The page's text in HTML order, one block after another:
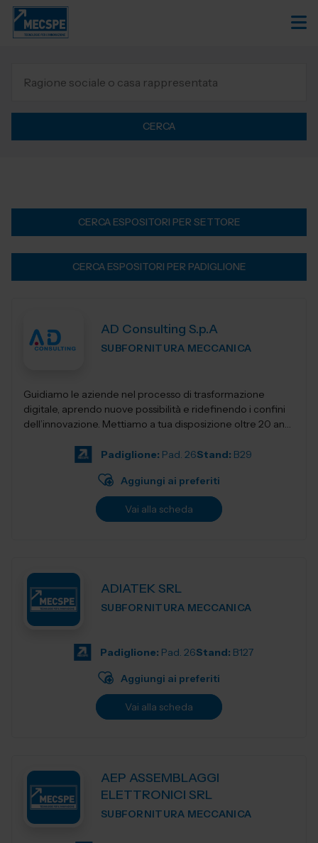
CERCA
CERCA ESPOSITORI PER SETTORE
CERCA ESPOSITORI PER PADIGLIONE
AD Consulting S.p.A
SUBFORNITURA MECCANICA
Guidiamo le aziende nel processo di trasformazione
digitale, aprendo nuove possibilità e ridefinendo i confini
dell’innovazione. Mettiamo a tua disposizione oltre 20 anni
Padiglione: Pad. 26Stand: B29
Aggiungi ai preferiti
Vai alla scheda
ADIATEK SRL
SUBFORNITURA MECCANICA
Padiglione: Pad. 26Stand: B127
Aggiungi ai preferiti
Vai alla scheda
AEP ASSEMBLAGGI
ELETTRONICI SRL
SUBFORNITURA MECCANICA